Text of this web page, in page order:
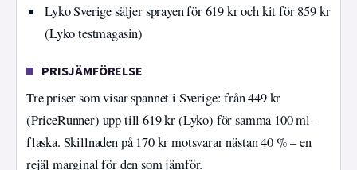
Lyko Sverige säljer sprayen för 619 kr och kit för 859 kr
(Lyko testmagasin)
PRISJÄMFÖRELSE
Tre priser som visar spannet i Sverige: från 449 kr
(PriceRunner) upp till 619 kr (Lyko) för samma 100 ml-
flaska. Skillnaden på 170 kr motsvarar nästan 40 % – en
rejäl marginal för den som jämför.